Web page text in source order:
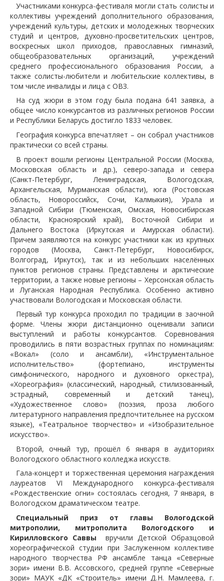
Участниками конкурса-фестиваля могли стать солисты и
коллективы учреждений дополнительного образования,
учреждений культуры, детских и молодежных творческих
студий и центров, духовно-просветительских центров,
воскресных школ приходов, православных гимназий,
общеобразовательных организаций, учреждений
среднего профессионального образования России, а
также солисты-любители и любительские коллективы, в
том числе инвалиды и лица с ОВЗ.
На суд жюри в этом году была подана 641 заявка, а
общее число конкурсантов из различных регионов России
и Республики Беларусь достигло 1833 человек.
География конкурса впечатляет – он собрал участников
практически со всей страны.
В проект вошли регионы Центральной России (Москва,
Московская область и др.), северо-запада и севера
(Санкт-Петербург, Ленинградская, Вологодская,
Архангельская, Мурманская области), юга (Ростовская
область, Новороссийск, Сочи, Калмыкия), Урала и
Западной Сибири (Тюменская, Омская, Новосибирская
области, Красноярский край), Восточной Сибири и
Дальнего Востока (Иркутская и Амурская области).
Причем заявляются на конкурс участники как из крупных
городов (Москва, Санкт-Петербург, Новосибирск,
Волгоград, Иркутск), так и из небольших населённых
пунктов регионов страны. Представлены и арктические
территории, а также новые регионы – Херсонская область
и Луганская Народная Республика. Особенно активно
участвовали Вологодская и Московская области.
Первый тур конкурса проходил по традиции в заочной
форме. Члены жюри дистанционно оценивали записи
выступлений и работы конкурсантов. Соревнования
проводились в пяти возрастных группах по номинациям:
«Вокал» (соло и ансамбли), «Инструментальное
исполнительство» (фортепиано, инструменты
симфонического, народного и духовного оркестра),
«Хореография» (классический, народный, стилизованный,
эстрадный, современный и детский танец),
«Художественное слово» (поэзия, проза любого
литературного направления предпочтительнее на русском
языке), «Театральное творчество» и «Изобразительное
искусство».
Второй, очный тур, прошёл 6 января в аудиториях
Вологодского областного колледжа искусств.
Гала-концерт и торжественная церемония награждения
лауреатов VI Международного конкурса-фестиваля
«Рождественские огни» состоялась сегодня, 7 января, в
Вологодском драматическом театре.
Специальный приз от главы Вологодской
митрополии, митрополита Вологодского и
Кирилловского Саввы
вручили Детской Образцовой
хореографической студии при Заслуженном коллективе
народного творчества РФ ансамбле танца «Северные
зори» имени В.В. Ассовского, средней группе «Северные
зори» МАУК «ДК «Строитель» имени Д.Н. Мамлеева, г.